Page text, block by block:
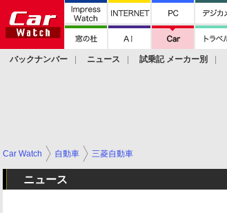
バックナンバー ニュース 試乗記 メーカー別
Car Watch 自動車 三菱自動車
ニュース